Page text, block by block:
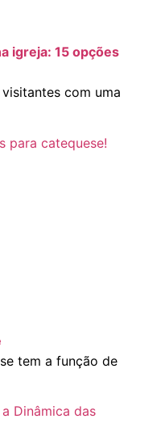
igreja: 15 opções
com uma
tem a função de